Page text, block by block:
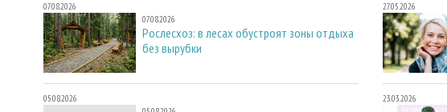
07.08.2026
07.08.2026
Рослесхоз: в лесах обустроят зоны отдыха
без вырубки
05.08.2026
27.05.2026
23.03.2026